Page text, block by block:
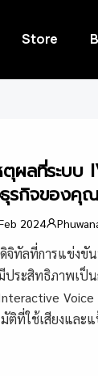
Store
ผลที่ระบบ
รกิจของคุ
2024
จิทัลที่การแข่งขัน
ประสิทธิภาพเป็
ติที่ใช้เสียงและ